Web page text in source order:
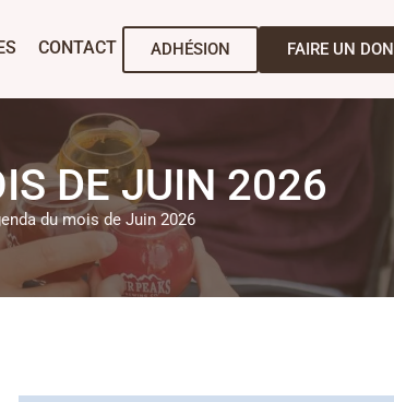
CONTACT ADHÉSION FAIRE UN DON
DE JUIN 2026
du mois de Juin 2026